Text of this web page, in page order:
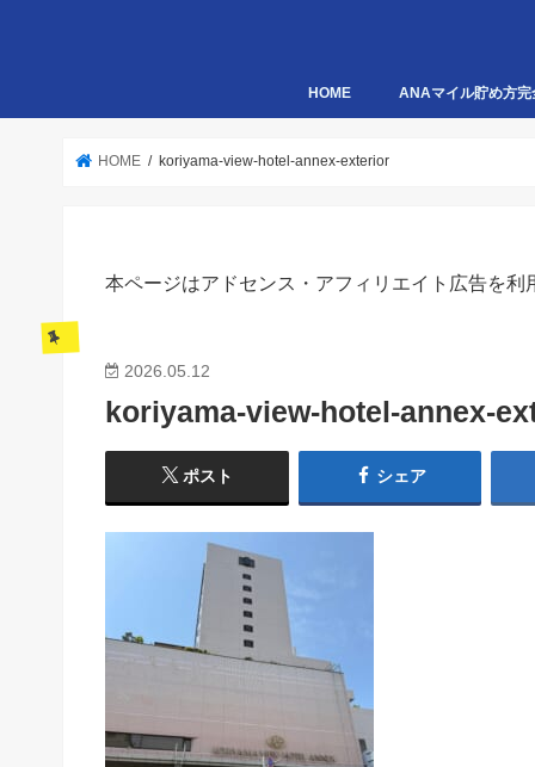
HOME ANAマイル貯め方完
HOME koriyama-view-hotel-annex-exterior
本ページはアドセンス・アフィリエイト広告を利
2026.05.12
koriyama-view-hotel-annex-
ポスト シェア